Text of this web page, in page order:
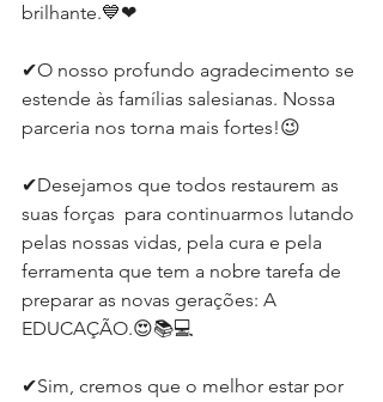
brilhante.⁣⁣💙❤
✔O nosso profundo agradecimento se
estende às famílias salesianas. Nossa
parceria nos torna mais fortes!⁣⁣😉
✔Desejamos que todos restaurem as
suas forças  para continuarmos lutando
pelas nossas vidas, pela cura e pela
ferramenta que tem a nobre tarefa de
preparar as novas gerações: A
EDUCAÇÃO.⁣⁣😍📚💻
✔Sim, cremos que o melhor estar por